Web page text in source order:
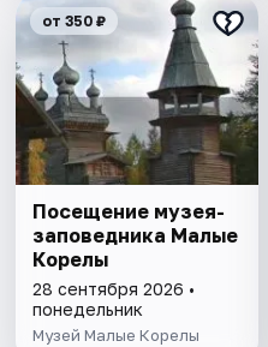
от 350 ₽
Посещение музея-
заповедника Малые
Корелы
28 сентября 2026 •
понедельник
Музей Малые Корелы